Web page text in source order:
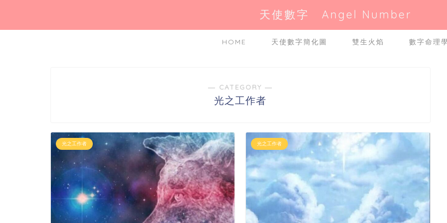
天使數字 Angel Number
HOME 天使數字簡化圖 雙生火焰 數字命理
― CATEGORY ―
光之工作者
光之工作者 光之工作者